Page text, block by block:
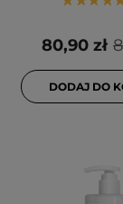
80,90 zł
DODAJ DO